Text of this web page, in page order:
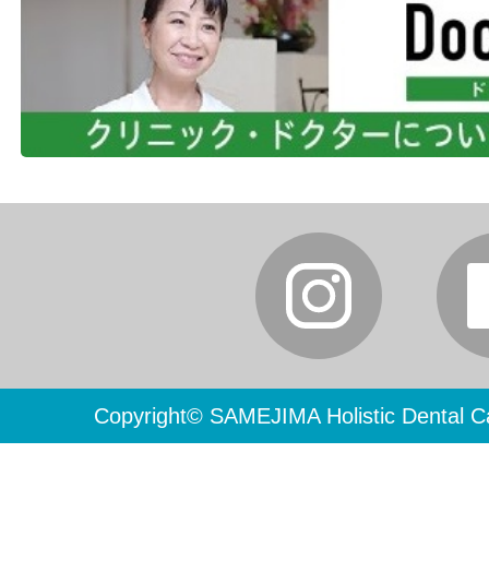
Copyright© SAMEJIMA Holistic Dental